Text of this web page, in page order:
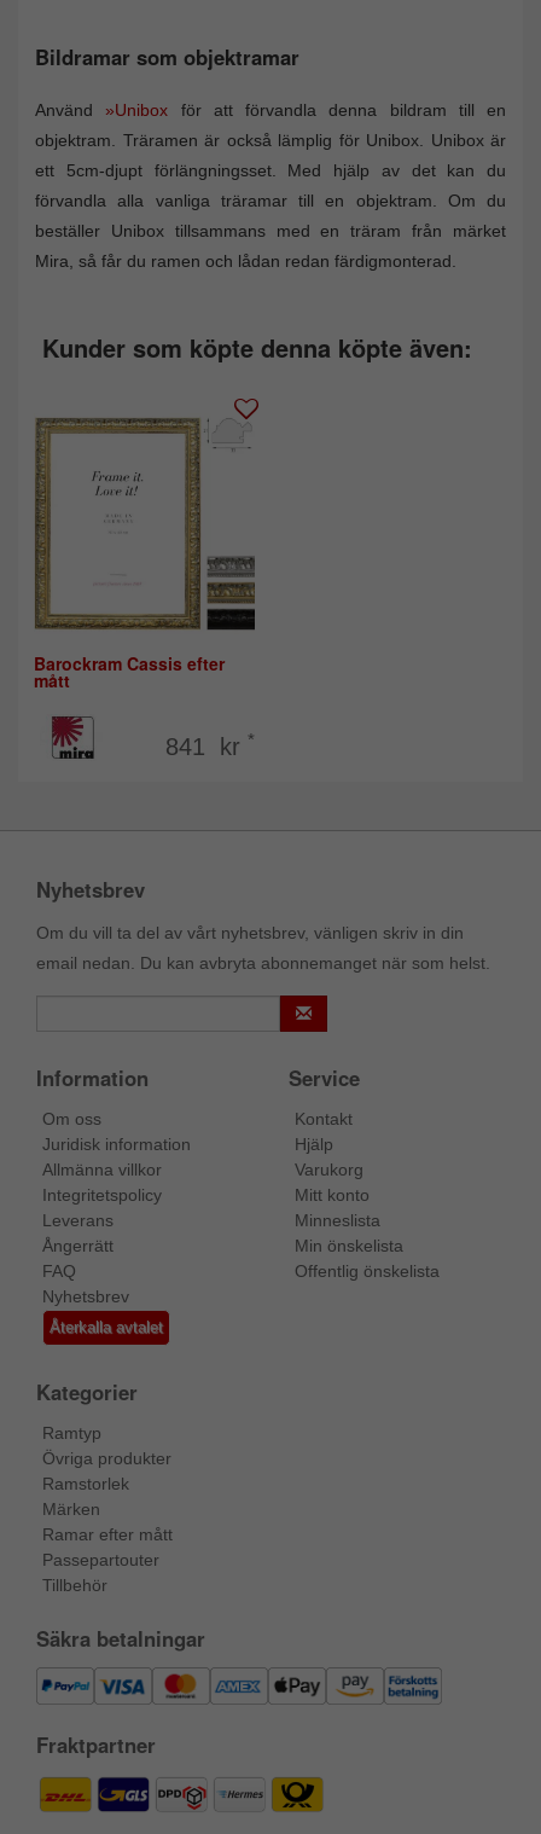
Bildramar som objektramar
Använd »Unibox för att förvandla denna bildram till en
objektram. Träramen är också lämplig för Unibox. Unibox är
ett 5cm-djupt förlängningsset. Med hjälp av det kan du
förvandla alla vanliga träramar till en objektram. Om du
beställer Unibox tillsammans med en träram från märket
Mira, så får du ramen och lådan redan färdigmonterad.
Kunder som köpte denna köpte även:
Barockram Cassis efter
mått
841 kr *
Nyhetsbrev
Om du vill ta del av vårt nyhetsbrev, vänligen skriv in din
email nedan. Du kan avbryta abonnemanget när som helst.
Information
Om oss
Juridisk information
Allmänna villkor
Integritetspolicy
Leverans
Ångerrätt
FAQ
Nyhetsbrev
Återkalla avtalet
Service
Kontakt
Hjälp
Varukorg
Mitt konto
Minneslista
Min önskelista
Offentlig önskelista
Kategorier
Ramtyp
Övriga produkter
Ramstorlek
Märken
Ramar efter mått
Passepartouter
Tillbehör
Säkra betalningar
Fraktpartner